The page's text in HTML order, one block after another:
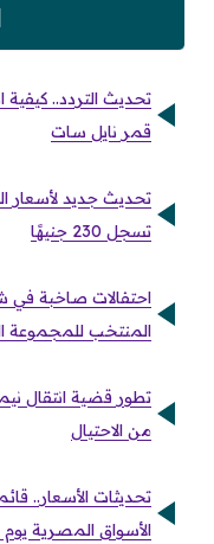
قمر نايل سات
تحديث جديد لأسعار
تسجل 230 جنيهًا
احتفالات صاخبة في
المنتخب للمجموعة
تطور قضية انتقال
من الاحتيال
تحديثات الأسعار..
الأسواق المصرية يوم